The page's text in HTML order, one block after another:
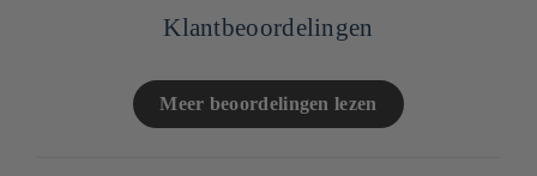
Klantbeoordelingen
Meer beoordelingen lezen